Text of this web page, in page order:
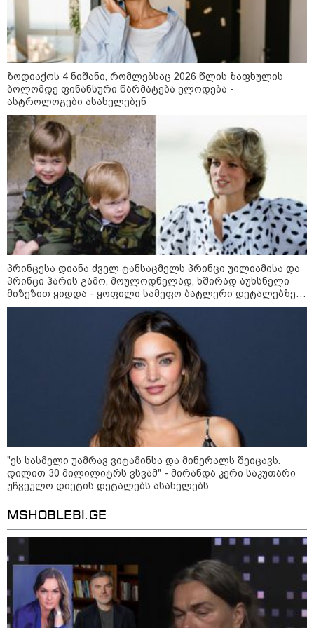
რომლებიც 2008-2022 წლებში
რუსეთში საქმიანობას არ
ერიდებოდნენ, მათ შორის არიან
“სუხიშვილები”, ნიკოლოზ
რაჭველი და პაატა ბურჭულაძე
„სოციალური სამართლიანობის
ცენტრი“ - 2014 წელთან
შედარებით, 2024 წელს
ეკონომიკურად აქტიური
მოსახლეობის წილი 63.7%-დან
55.6%-მდე შემცირდა
რუსულმა ძალებმა სუმს და
ოდესას დაარტყეს - დაშავდა 28
ადამიანი
მეცნიერება
2026 წლის რეკორდულად ცხელი
ზაფხული და "ელ ნინო" მხოლოდ ახლა
იკრებს ძალებს - რა იქნება შემდეგ?
10:14 / 08-08-2026
დედამიწაზე სიცოცხლის
ზოდიაქოს 4 ნიშანი, რომლებსაც 2026 წლის ზაფხულის
ბოლომდე ფინანსური წარმატება ელოდება -
ასტროლოგები ასახელებენ
პრინცესა დიანა ძველ ტანსაცმელს პრინცი უილიამისა და
პრინცი ჰარის გამო, მოულოდნელად, ხშირად აუხსნელი
მიზეზით ყიდდა - ყოფილი სამეფო ბატლერი დეტალებზე
საკუთარ წიგნში საუბრობს
"ეს სასმელი უამრავ ვიტამინსა და მინერალს შეიცავს.
დილით 30 მილილიტრს ვსვამ" - მირანდა კერი საკუთარი
უჩვეულო დიეტის დეტალებს ასახელებს
MSHOBLEBI.GE